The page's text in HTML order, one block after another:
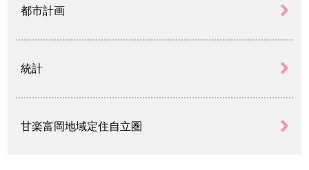
都市計画
統計
甘楽富岡地域定住自立圏